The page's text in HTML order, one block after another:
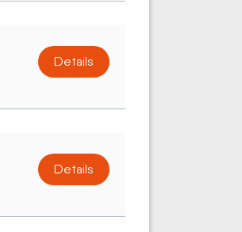
Details
Details